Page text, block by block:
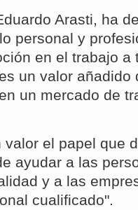
Arasti, ha
personal y
en el trabajo a
un valor añadido
un mercado de
el papel que
ayudar a las
y a las
cualificado".